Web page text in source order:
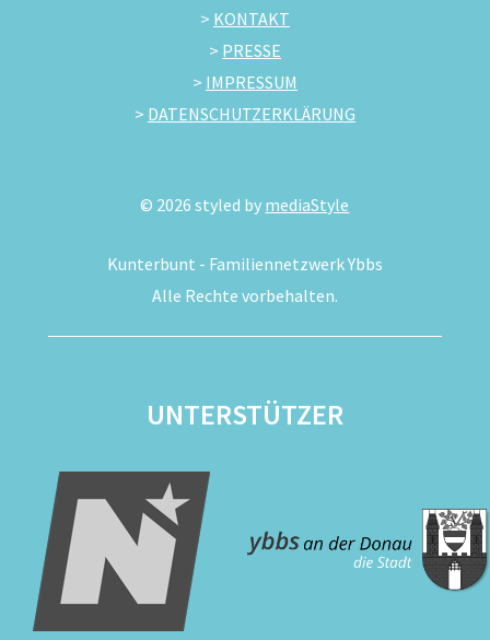
> KONTAKT
> PRESSE
> IMPRESSUM
> DATENSCHUTZERKLÄRUNG
© 2026 styled by mediaStyle
Kunterbunt - Familiennetzwerk Ybbs
Alle Rechte vorbehalten.
UNTERSTÜTZER